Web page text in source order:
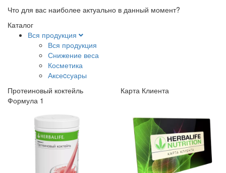
Что для вас наиболее актуально в данный момент?
Каталог
Вся продукция
Вся продукция
Снижение веса
Косметика
Аксеcсуары
Протеиновый коктейль
Формула 1
Карта Клиента